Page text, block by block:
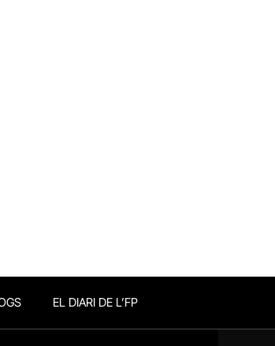
EL DIARI DE L’FP